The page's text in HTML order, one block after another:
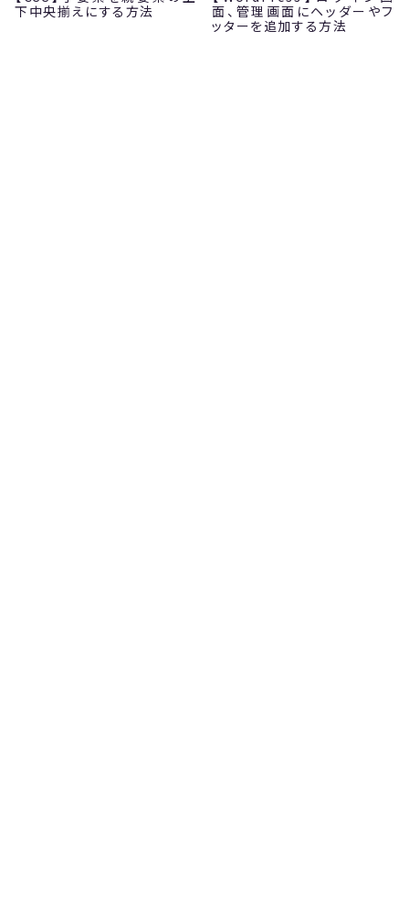
下中央揃えにする方法
面、管理画面にヘッダーやフ
ッターを追加する方法